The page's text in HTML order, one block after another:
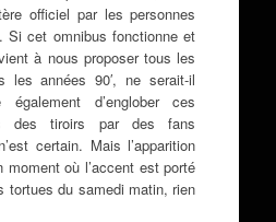
officiel par les personnes
Si cet omnibus fonctionne et
à nous proposer tous les
les années 90′, ne serait-il
d’englober ces
des tiroirs par des fans
certain. Mais l’apparition
où l’accent est porté
tortues du samedi matin, rien